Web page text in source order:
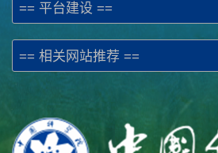
== 平台建设 ==
== 相关网站推荐 ==